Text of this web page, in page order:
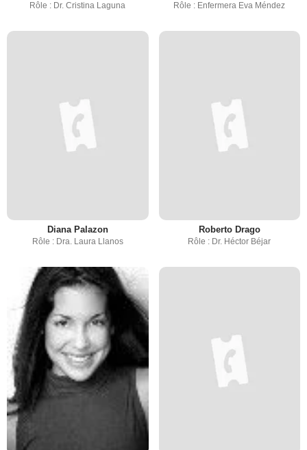
Rôle : Dr. Cristina Laguna Rôle : Enfermera Eva Méndez
Diana Palazon
Rôle : Dra. Laura Llanos
Roberto Drago
Rôle : Dr. Héctor Béjar